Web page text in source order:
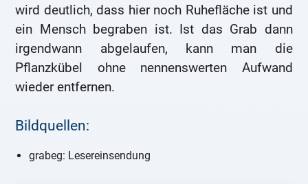
wird deutlich, dass hier noch Ruhefläche ist und
ein Mensch begraben ist. Ist das Grab dann
irgendwann abgelaufen, kann man die
Pflanzkübel ohne nennenswerten Aufwand
wieder entfernen.
Bildquellen:
grabeg: Lesereinsendung